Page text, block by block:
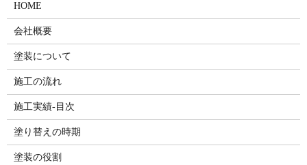
HOME
会社概要
塗装について
施工の流れ
施工実績-目次
塗り替えの時期
塗装の役割